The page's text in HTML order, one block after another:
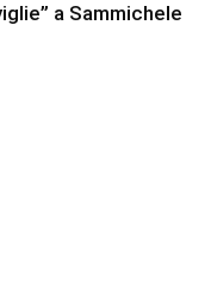
a Sammichele